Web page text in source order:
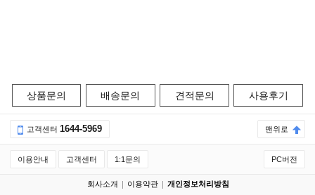
상품문의 배송문의 견적문의 사용후기
고객센터 1644-5969 맨위로
이용안내 고객센터 1:1문의 PC버전
회사소개 이용약관 개인정보처리방침